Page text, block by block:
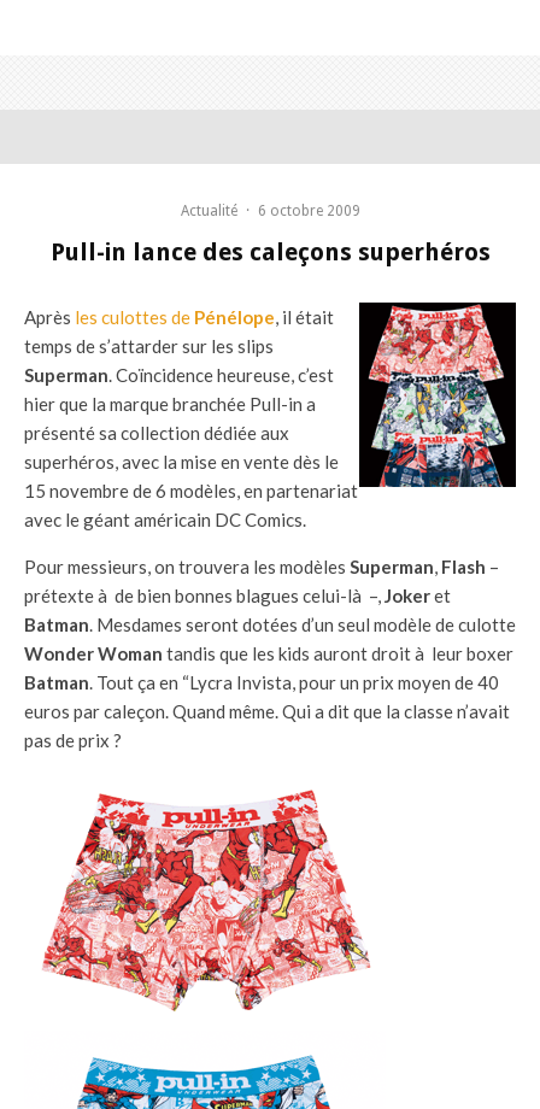
Actualité · 6 octobre 2009
Pull-in lance des caleçons superhéros
Après les culottes de Pénélope, il était
temps de s’attarder sur les slips
Superman. Coïncidence heureuse, c’est
hier que la marque branchée Pull-in a
présenté sa collection dédiée aux
superhéros, avec la mise en vente dès le
15 novembre de 6 modèles, en partenariat
avec le géant américain DC Comics.
Pour messieurs, on trouvera les modèles Superman, Flash –
prétexte à de bien bonnes blagues celui-là –,Jokeret
Batman. Mesdames seront dotées d’un seul modèle de culotte
Wonder Woman tandis que les kids auront droit à leur boxer
Batman. Tout ça en “Lycra Invista, pour un prix moyen de 40
euros par caleçon. Quand même. Qui a dit que la classe n’avait
pas de prix ?